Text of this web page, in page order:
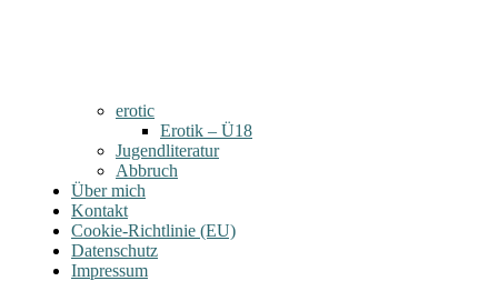
erotic
Erotik – Ü18
Jugendliteratur
Abbruch
Über mich
Kontakt
Cookie-Richtlinie (EU)
Datenschutz
Impressum